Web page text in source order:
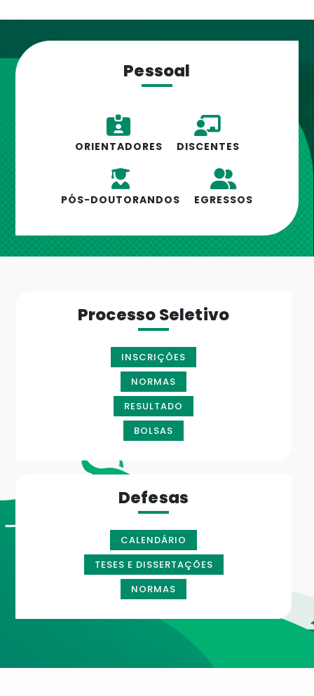
Pessoal
ORIENTADORES DISCENTES
PÓS-DOUTORANDOS EGRESSOS
Processo Seletivo
INSCRIÇÕES
NORMAS
RESULTADO
BOLSAS
Defesas
CALENDÁRIO
TESES E DISSERTAÇÕES
NORMAS